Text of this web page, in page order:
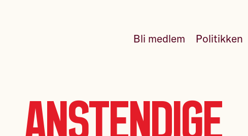
Bli medlem Politikken
Anstendige